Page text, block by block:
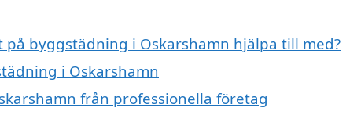
byggstädning i Oskarshamn hjälpa till med?
i Oskarshamn
från professionella företag